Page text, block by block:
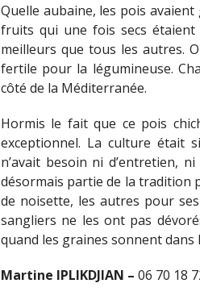
Quelle aubaine, les pois
fruits qui une fois secs
meilleurs que tous les autres.
fertile pour la légumineuse.
côté de la Méditerranée.
Hormis le fait que ce pois
exceptionnel. La culture était
n’avait besoin ni d’entretien,
désormais partie de la tradition
de noisette, les autres pour
sangliers ne les ont pas
quand les graines sonnent dans
Martine IPLIKDJIAN – 06 70 18